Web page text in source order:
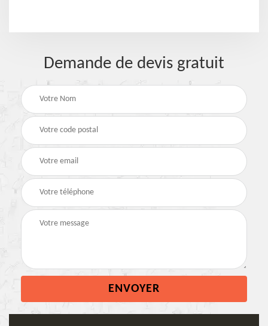
Demande de devis gratuit